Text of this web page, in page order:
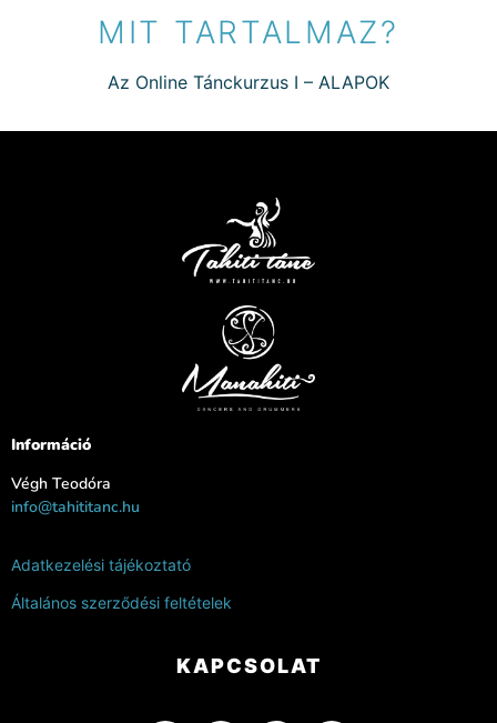
MIT TARTALMAZ?
Az Online Tánckurzus I – ALAPOK
Információ
Végh Teodóra
info@tahititanc.hu
Adatkezelési tájékoztató
Általános szerződési feltételek
KAPCSOLAT